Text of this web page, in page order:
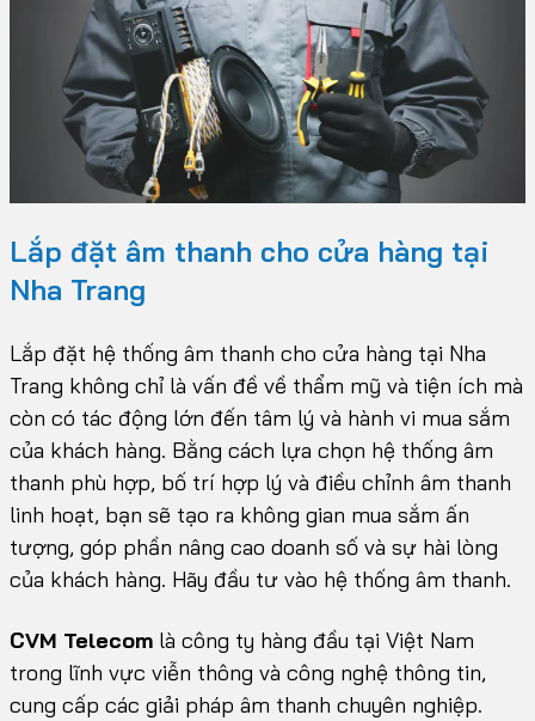
Lắp đặt âm thanh cho cửa hàng tại
Nha Trang
Lắp đặt hệ thống âm thanh cho cửa hàng tại Nha
Trang không chỉ là vấn đề về thẩm mỹ và tiện ích mà
còn có tác động lớn đến tâm lý và hành vi mua sắm
của khách hàng. Bằng cách lựa chọn hệ thống âm
thanh phù hợp, bố trí hợp lý và điều chỉnh âm thanh
linh hoạt, bạn sẽ tạo ra không gian mua sắm ấn
tượng, góp phần nâng cao doanh số và sự hài lòng
của khách hàng. Hãy đầu tư vào hệ thống âm thanh.
CVM Telecom là công ty hàng đầu tại Việt Nam
trong lĩnh vực viễn thông và công nghệ thông tin,
cung cấp các giải pháp âm thanh chuyên nghiệp.